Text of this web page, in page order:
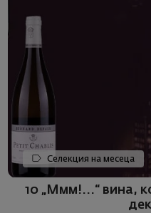
Селекция на месеца
10 „Ммм!...“ вина,